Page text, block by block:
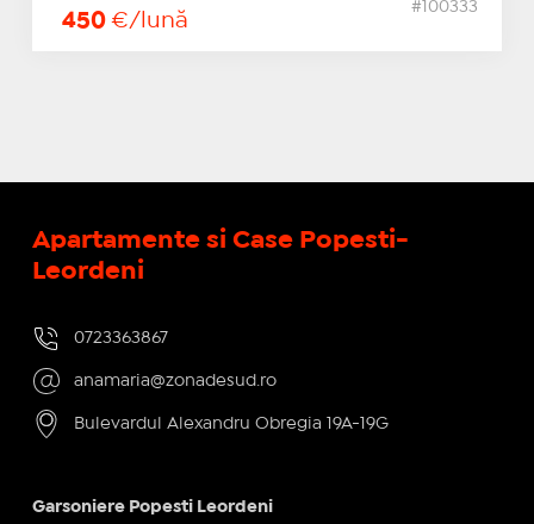
450 €/lună
#100333
Apartamente si Case Popesti-
Leordeni
0723363867
anamaria@zonadesud.ro
Bulevardul Alexandru Obregia 19A-19G
Garsoniere Popesti Leordeni